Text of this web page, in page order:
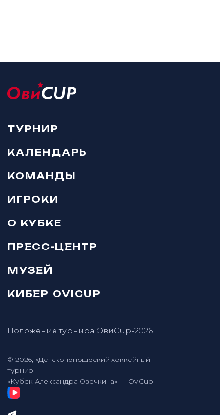
ТУРНИР
КАЛЕНДАРЬ
КОМАНДЫ
ИГРОКИ
О КУБКЕ
ПРЕСС-ЦЕНТР
МУЗЕЙ
КИБЕР OVICUP
Положение турнира ОвиCup-2026
© 2026, «Детско-юношеский хоккейный
турнир
«Кубок Александра Овечкина» — OviCup